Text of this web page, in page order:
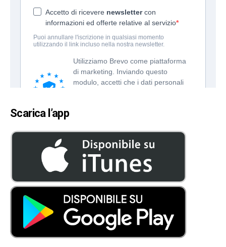
Scarica l’app